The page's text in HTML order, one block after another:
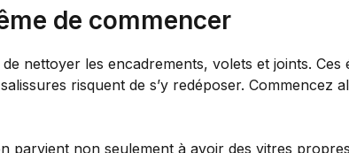
de commencer
nettoyer les encadrements, volets et joints. Ces
risquent de s’y redéposer. Commencez
parvient non seulement à avoir des vitres